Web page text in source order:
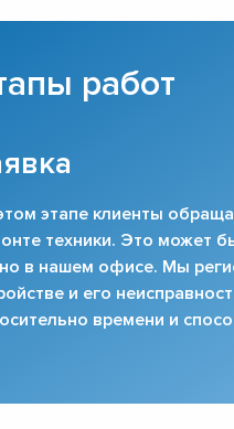
работ
этапе клиенты
техники. Это может
в нашем офисе. Мы
и его
времени и